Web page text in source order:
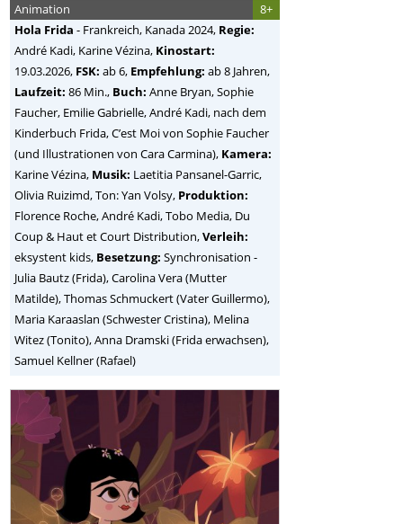
8+
Animation
Hola Frida - Frankreich, Kanada2024, Regie:
André Kadi, Karine Vézina, Kinostart:
19.03.2026, FSK: ab 6, Empfehlung: ab 8 Jahren,
Laufzeit: 86 Min., Buch: Anne Bryan, Sophie
Faucher, Emilie Gabrielle, André Kadi, nach dem
Kinderbuch Frida, C’est Moi von Sophie Faucher
(und Illustrationen von Cara Carmina), Kamera:
Karine Vézina, Musik: Laetitia Pansanel-Garric,
Olivia Ruizimd, Ton: Yan Volsy, Produktion:
Florence Roche, André Kadi, Tobo Media, Du
Coup & Haut et Court Distribution,Verleih:
eksystent kids, Besetzung: Synchronisation -
Julia Bautz (Frida), Carolina Vera (Mutter
Matilde), Thomas Schmuckert (Vater Guillermo),
Maria Karaaslan (Schwester Cristina), Melina
Witez (Tonito), Anna Dramski (Frida erwachsen),
Samuel Kellner (Rafael)